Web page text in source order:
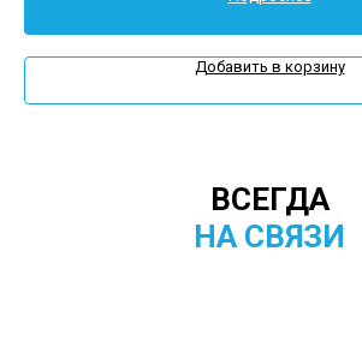
Добавить в корзину
ВСЕГДА
НА СВЯЗИ